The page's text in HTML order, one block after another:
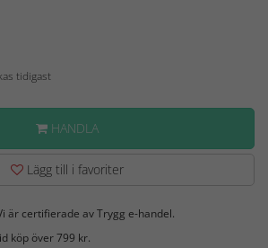
tidigast
HANDLA
Lägg till i favoriter
är certifierade av Trygg e-handel.
köp över 799 kr.